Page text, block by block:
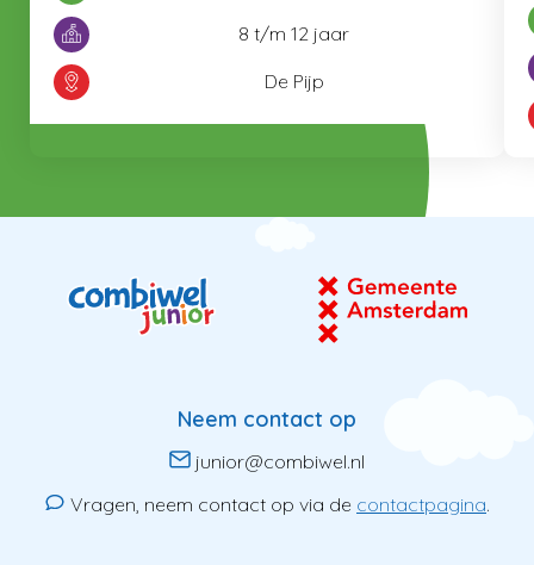
8 t/m 12 jaar
De Pijp
Neem contact op
junior@combiwel.nl
Vragen, neem contact op via de contactpagina.